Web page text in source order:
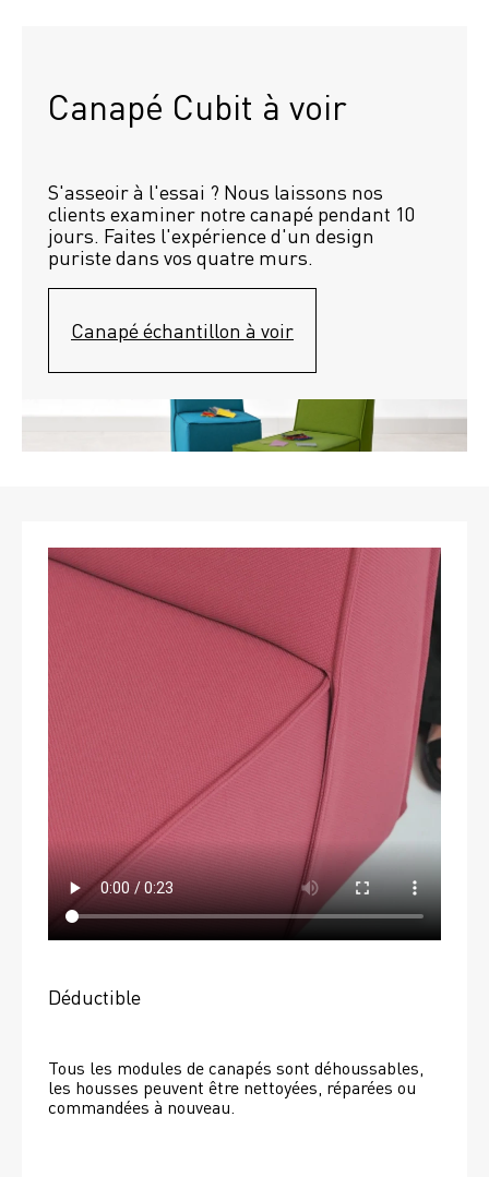
Canapé Cubit à voir
S'asseoir à l'essai ? Nous laissons nos
clients examiner notre canapé pendant 10
jours. Faites l'expérience d'un design
puriste dans vos quatre murs.
Canapé échantillon à voir
Déductible
Tous les modules de canapés sont déhoussables,
les housses peuvent être nettoyées, réparées ou
commandées à nouveau.